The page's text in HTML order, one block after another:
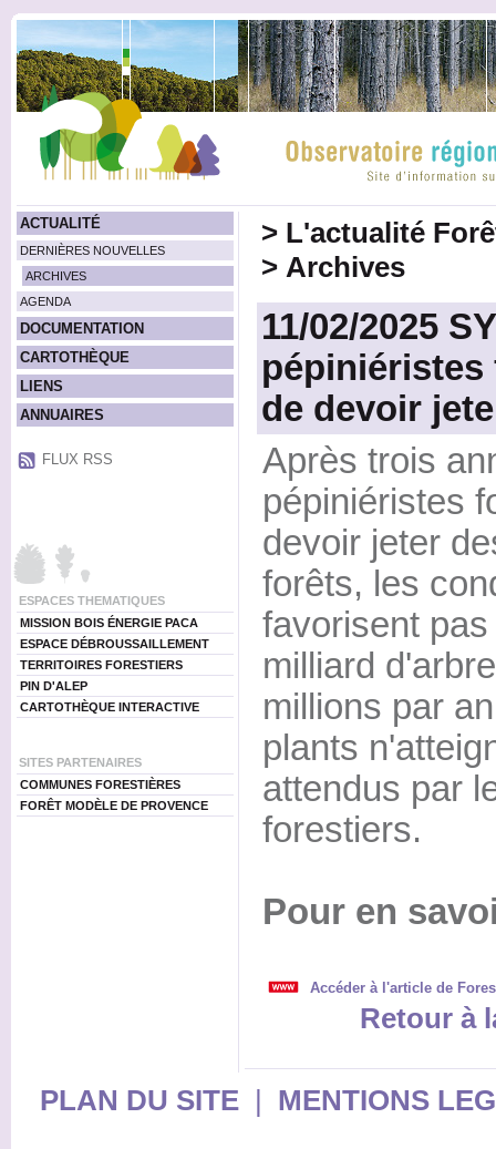
ACTUALITÉ
DERNIÈRES NOUVELLES
ARCHIVES
AGENDA
DOCUMENTATION
CARTOTHÈQUE
LIENS
ANNUAIRES
FLUX RSS
ESPACES THEMATIQUES
MISSION BOIS ÉNERGIE PACA
ESPACE DÉBROUSSAILLEMENT
TERRITOIRES FORESTIERS
PIN D'ALEP
CARTOTHÈQUE INTERACTIVE
SITES PARTENAIRES
COMMUNES FORESTIÈRES
FORÊT MODÈLE DE PROVENCE
> L'actualité
> Archives
11/02/2025
de devoir
Après trois
pépiniéristes
devoir jeter
forêts, les
favorisent
milliard
millions par
plants
attendus par
forestiers.
Pour en
Accéder à l'article de
Retour à
PLAN DU SITE| MENTIONS